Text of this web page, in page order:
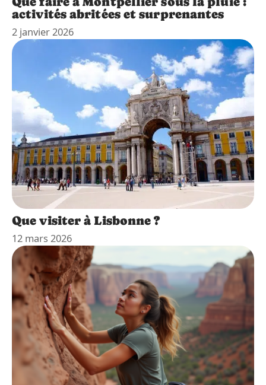
activités abritées et surprenantes
2 janvier 2026
Que visiter à Lisbonne ?
12 mars 2026